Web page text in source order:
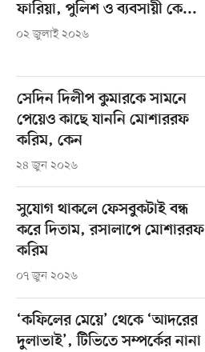
ফারিয়া, পুলিশ ও ব্যবসায়ী কে...
০২ জুলাই ২০২৬
সেদিন দিলীপ কুমারকে সামনে
পেয়েও কাছে যাননি মোশাররফ
করিম, কেন
২৪ জুন ২০২৬
সুযোগ থাকলে ফেসবুকটাই বন্ধ
করে দিতাম, রসালাপে মোশাররফ
করিম
০৭ জুন ২০২৬
‘কফিলের মেয়ে’ থেকে ‘আদরের
দুলাভাই’, টিভিতে সম্পর্কের নানা